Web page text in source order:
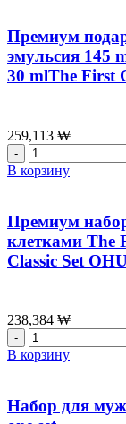
Премиум
эмульсия 145
30 mlThe First
259,113 ₩
Количество
товара
Премиум
Тонер
150
ml,
ml,
эссенция
20
ml,
лица
В корзину
Премиум
клетками The
Classic Set
238,384 ₩
Количество
товара
для
лица
В корзину
Набор для